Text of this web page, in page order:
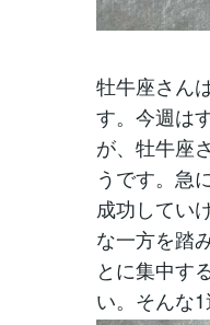
牡牛座さん
す。今週は
が、牡牛座
うです。急
成功してい
な一方を踏
とに集中す
い。そんな